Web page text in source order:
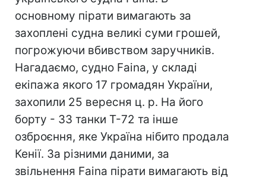
основному пірати вимагають за
захоплені судна великі суми грошей,
погрожуючи вбивством заручників.
Нагадаємо, судно Faina, у складі
екіпажа якого 17 громадян України,
захопили 25 вересня ц. р. На його
борту - 33 танки Т-72 та інше
озброєння, яке Україна нібито продала
Кенії. За різними даними, за
звільнення Faina пірати вимагають від